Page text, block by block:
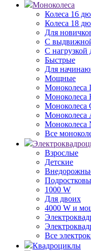
Моноколеса
Колеса 16
Колеса 18
Для
С
С нагрузкой
Быстрые
Для
Мощные
Моноколеса
Моноколеса
Моноколеса
Моноколеса
Моноколеса
Все
Взрослые
Детские
1000 W
Для двоих
4000 W и
Все
Квадроциклы